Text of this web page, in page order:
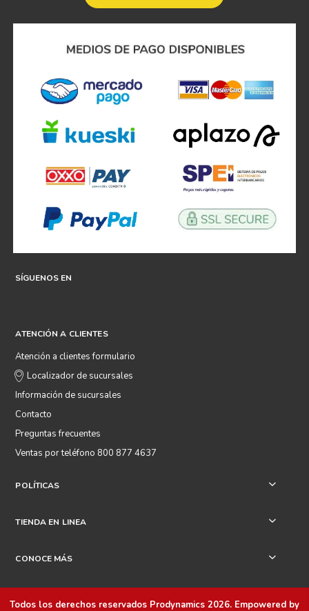
SÍGUENOS EN
ATENCIÓN A CLIENTES
Atención a clientes formulario
Localizador de sucursales
Información de sucursales
Contacto
Preguntas frecuentes
Ventas por teléfono 800 877 4637
POLÍTICAS +
TIENDA EN LINEA +
CONOCE MÁS +
Todos los derechos reservados Prodynamics 2026. Empowered by